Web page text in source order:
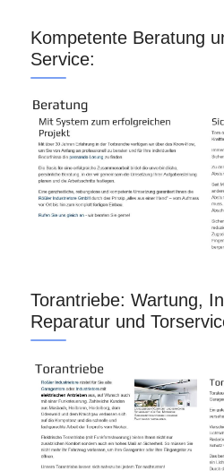
Kompetente Beratung
Service:
Torantriebe: Wartung,
Reparatur und